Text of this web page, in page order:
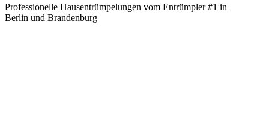
Professionelle Hausentrümpelungen vom Entrümpler #1 in
Berlin und Brandenburg